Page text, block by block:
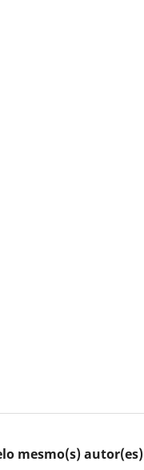
mesmo(s) autor(es)